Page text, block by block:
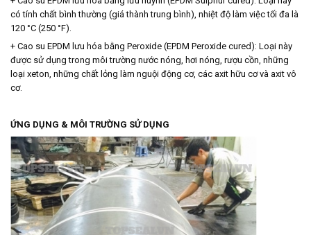
có tính chất bình thường (giá thành trung bình), nhiệt độ làm việc tối đa là
120 °C (250 °F).
+ Cao su EPDM lưu hóa bằng Peroxide (EPDM Peroxide cured): Loại này
được sử dụng trong môi trường nước nóng, hơi nóng, rượu cồn, những
loại xeton, những chất lỏng làm nguội động cơ, các axit hữu cơ và axit vô
cơ.
ỨNG DỤNG & MÔI TRƯỜNG SỬ DỤNG